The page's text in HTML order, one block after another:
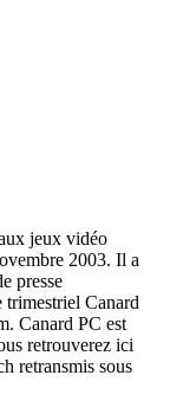
jeux vidéo
2003. Il a
presse
trimestriel Canard
Canard PC est
retrouverez ici
retransmis sous